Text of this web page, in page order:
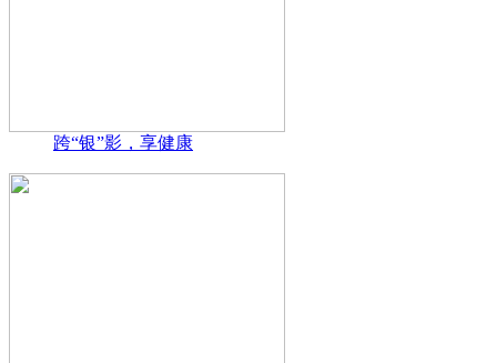
跨“银”影，享健康